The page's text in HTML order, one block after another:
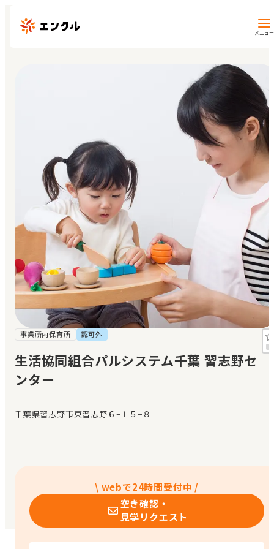
メニュー
地域から探す
マイページ
閲覧履歴
お気に入り
見学日記
メッセージ
おすすめの園
コラム
お知らせ
事業所内保育所 認可外
生活協同組合パルシステム千葉 習志野セ
ンター
千葉県習志野市東習志野６−１５−８
\ webで24時間受付中 /
空き確認・
見学リクエスト